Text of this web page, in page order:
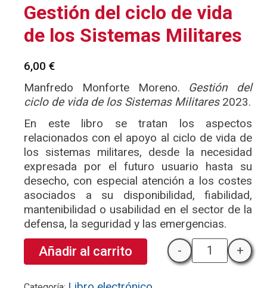
Gestión del ciclo de vida
de los Sistemas Militares
6,00 €
Manfredo Monforte Moreno. Gestión del
ciclo de vida de los Sistemas Militares 2023.
En este libro se tratan los aspectos
relacionados con el apoyo al ciclo de vida de
los sistemas militares, desde la necesidad
expresada por el futuro usuario hasta su
desecho, con especial atención a los costes
asociados a su disponibilidad, fiabilidad,
mantenibilidad o usabilidad en el sector de la
defensa, la seguridad y las emergencias.
Gestión del
- +
Añadir al carrito